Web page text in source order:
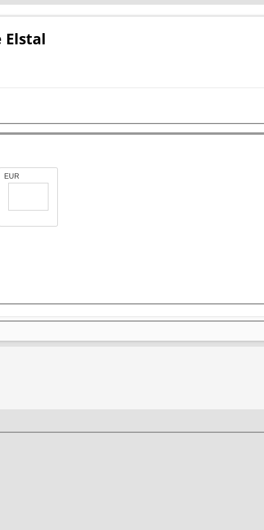
Elstal
EUR